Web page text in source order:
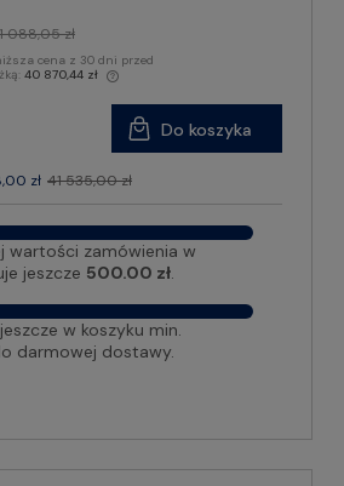
088,05 zł
cena z 30 dni przed
40 870,44 zł
zł 41 535,00 zł
Do koszyka
wartości zamówienia w
jeszcze 500.00 zł.
w koszyku min.
darmowej dostawy.